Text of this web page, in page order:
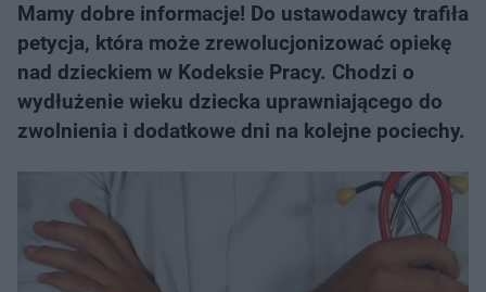
Mamy dobre informacje! Do ustawodawcy trafiła
petycja, która może zrewolucjonizować opiekę
nad dzieckiem w Kodeksie Pracy. Chodzi o
wydłużenie wieku dziecka uprawniającego do
zwolnienia i dodatkowe dni na kolejne pociechy.